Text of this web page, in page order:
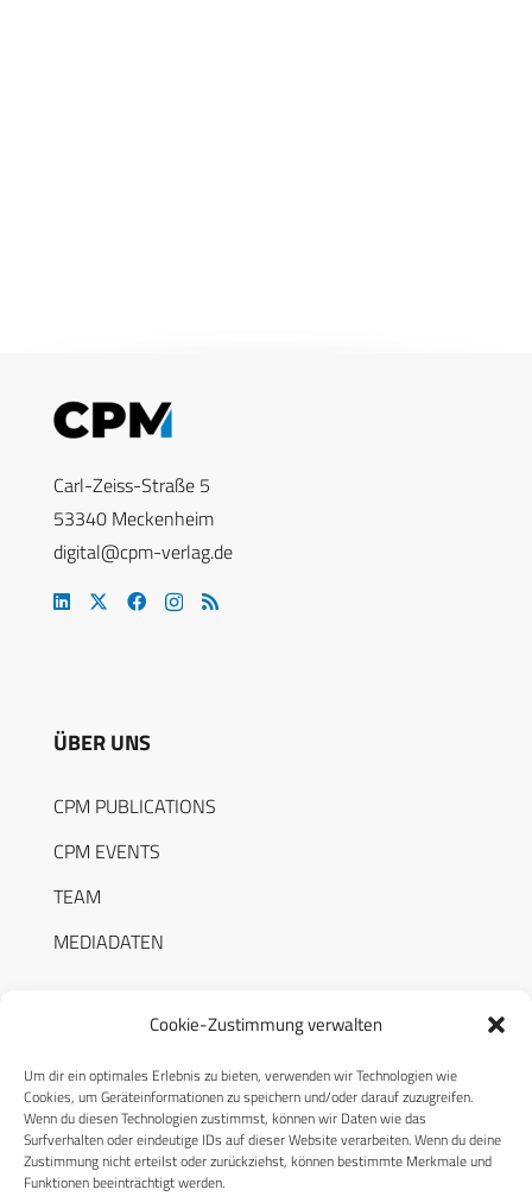
Cookie-Zustimmung verwalten
Um dir ein optimales Erlebnis zu bieten, verwenden wir Technologien wie
Cookies, um Geräteinformationen zu speichern und/oder darauf zuzugreifen.
Wenn du diesen Technologien zustimmst, können wir Daten wie das
Surfverhalten oder eindeutige IDs auf dieser Website verarbeiten. Wenn du deine
Zustimmung nicht erteilst oder zurückziehst, können bestimmte Merkmale und
Funktionen beeinträchtigt werden.
Carl-Zeiss-Straße 5
53340 Meckenheim
digital@cpm-verlag.de
ÜBER UNS
CPM PUBLICATIONS
CPM EVENTS
TEAM
MEDIADATEN
RECHTLICHES
Datenschutzerklärung